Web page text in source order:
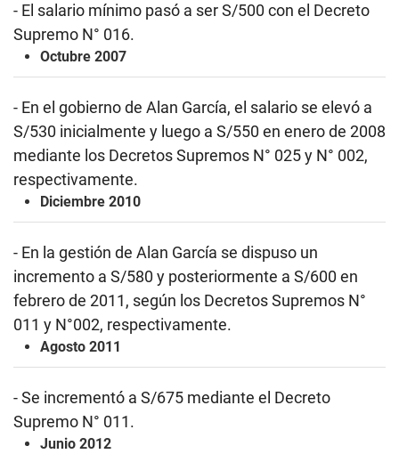
- El salario mínimo pasó a ser S/500 con el Decreto
Supremo N° 016.
Octubre 2007
- En el gobierno de Alan García, el salario se elevó a
S/530 inicialmente y luego a S/550 en enero de 2008
mediante los Decretos Supremos N° 025 y N° 002,
respectivamente.
Diciembre 2010
- En la gestión de Alan García se dispuso un
incremento a S/580 y posteriormente a S/600 en
febrero de 2011, según los Decretos Supremos N°
011 y N°002, respectivamente.
Agosto 2011
- Se incrementó a S/675 mediante el Decreto
Supremo N° 011.
Junio 2012